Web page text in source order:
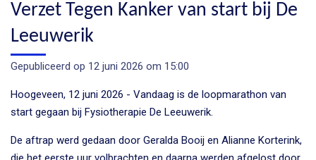
Verzet Tegen Kanker van start bij De
Leeuwerik
Gepubliceerd op 12 juni 2026 om 15:00
Hoogeveen, 12 juni 2026 - Vandaag is de loopmarathon van
start gegaan bij Fysiotherapie De Leeuwerik.
De aftrap werd gedaan door Geralda Booij en Alianne Korterink,